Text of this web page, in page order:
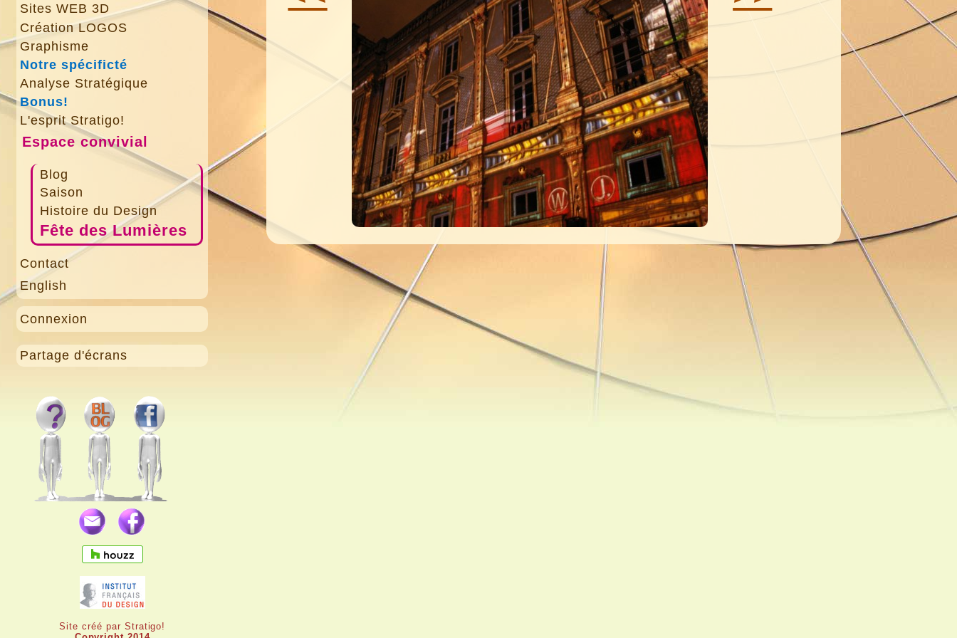
Sites WEB 3D
Création LOGOS
Graphisme
Notre spécificté
Analyse Stratégique
Bonus!
L'esprit Stratigo!
Espace convivial
Blog
Saison
Histoire du Design
Fête des Lumières
Contact
English
Connexion
Partage d'écrans
Site créé par Stratigo!